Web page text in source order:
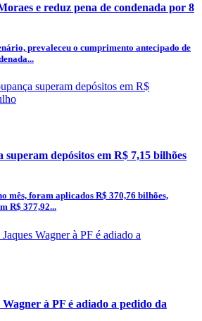
e reduz pena de condenada por 8
prevaleceu o cumprimento antecipado de
depósitos em R$ 7,15 bilhões
mês, foram aplicados R$ 370,76 bilhões,
R$ 377,92...
à PF é adiado a pedido da